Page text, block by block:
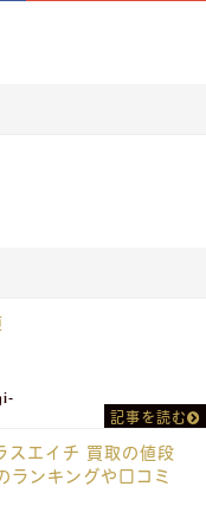
記事を読む
スエイチ 買取の値段
ランキングや口コミ